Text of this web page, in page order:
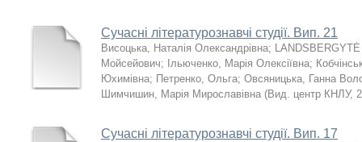
Сучасні літературознавчі студії. Вип. 21
Висоцька, Наталія Олександрівна;
Мойсейович; Ільюченко, Марія Олексіївна;
Юхимівна; Петренко, Ольга; Овсяницька, Ганна
Шимчишин, Марія Мирославівна (Вид. центр КНЛУ,
Сучасні літературознавчі студії. Вип. 17